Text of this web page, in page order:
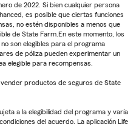
de 2022. Si bien cualquier persona
es posible que ciertas funciones
no estén disponibles a menos que
de State Farm.En este momento, los
son elegibles para el programa
de póliza pueden experimentar un
elegible para recompensas.
productos de seguros de State
a la elegibilidad del programa y varía
del acuerdo. La aplicación Life